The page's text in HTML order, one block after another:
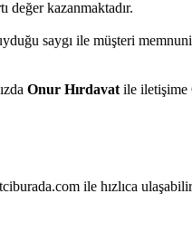
değer kazanmaktadır.
saygı ile müşteri
Onur Hırdavat ile iletişime
ile hızlıca